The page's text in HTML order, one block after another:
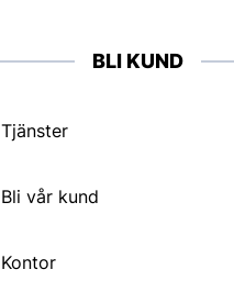
BLI KUND
Tjänster
Bli vår kund
Kontor